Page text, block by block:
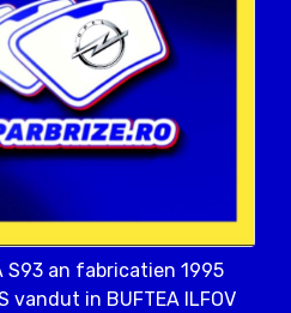
S93 an fabricatien 1995
vandut in BUFTEA ILFOV